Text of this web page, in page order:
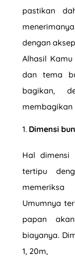
pastikan
dengan
Alhasil
dan tema
bagikan,
membagikan
Dimensi
Hal dimensi
tertipu
Umumnya
papan
biayanya.
1, 20m,